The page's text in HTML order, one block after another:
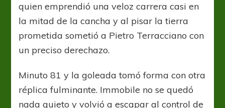
quien emprendió una veloz carrera casi en
la mitad de la cancha y al pisar la tierra
prometida sometió a Pietro Terracciano con
un preciso derechazo.
Minuto 81 y la goleada tomó forma con otra
réplica fulminante. Immobile no se quedó
nada quieto y volvió a escapar al control de